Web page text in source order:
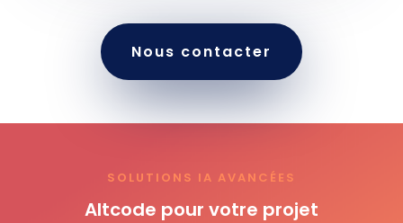
Nous contacter
SOLUTIONS IA AVANCÉES
Altcode pour votre projet